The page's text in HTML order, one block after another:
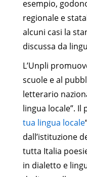
esempio,
regionale e
alcuni casi la
discussa da
L’Unpli
scuole e al
letterario
lingua locale”. Il
tua lingua locale
dall’istituzione
tutta Italia
in dialetto e